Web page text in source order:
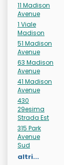
11 Madison
Avenue
1 Viale
Madison
51 Madison
Avenue
63 Madison
Avenue
41 Madison
Avenue
430
29esima
Strada Est
315 Park
Avenue
Sud
altri...